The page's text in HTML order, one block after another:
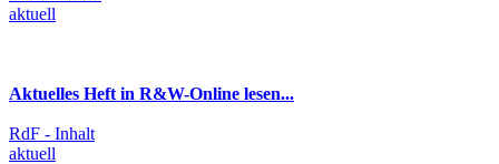
aktuell
Aktuelles Heft in R&W-Online lesen...
RdF - Inhalt
aktuell